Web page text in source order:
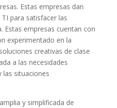
Estas empresas dan
para satisfacer las
Estas empresas cuentan con
experimentado en la
creativas de clase
a las necesidades
las situaciones
y simplificada de